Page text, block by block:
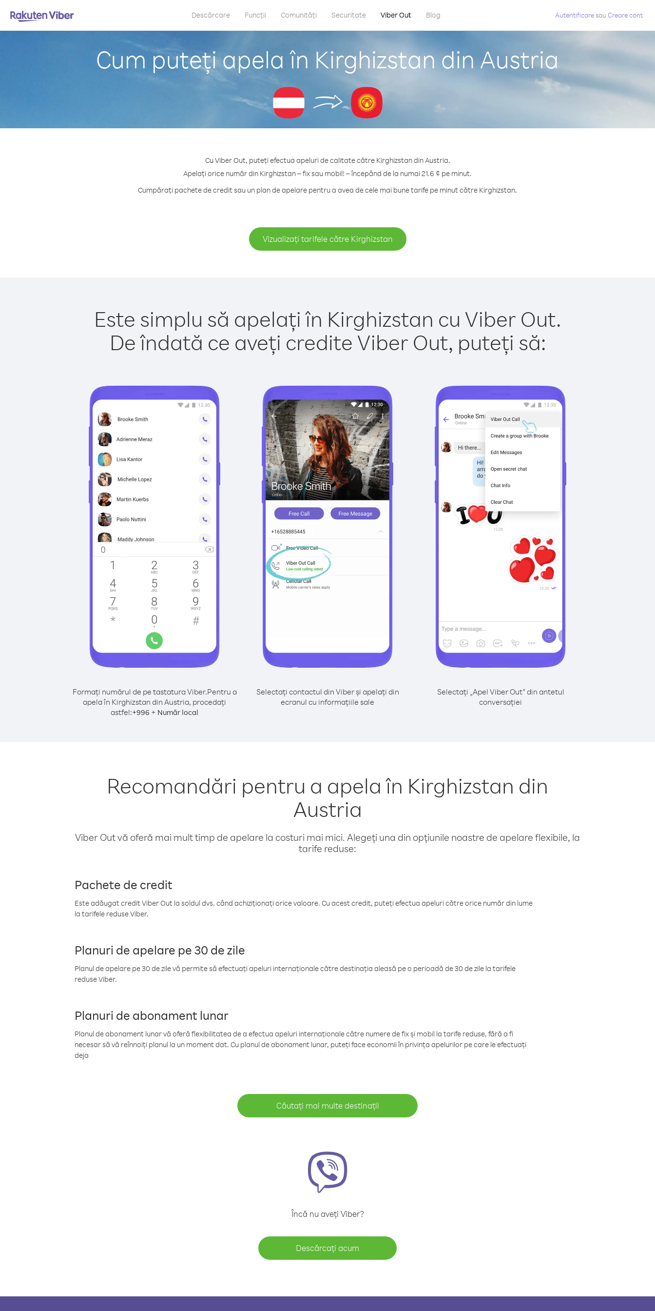
Descărcare Funcții Comunități Securitate Viber Out Blog Autentificaresau Creare cont
Cum puteți apela în Kirghizstan din Austria
Cu Viber Out, puteți efectua apeluri de calitate către Kirghizstan din Austria.
Apelați orice număr din Kirghizstan – fix sau mobil! – începând de la numai 21.6 ¢ pe minut.
Cumpărați pachete de credit sau un plan de apelare pentru a avea de cele mai bune tarife pe minut către Kirghizstan.
Vizualizați tarifele către Kirghizstan
Este simplu să apelați în Kirghizstan cu Viber Out.
De îndată ce aveți credite Viber Out, puteți să:
Formați numărul de pe tastatura Viber.Pentru a
apela în Kirghizstan din Austria, procedați
astfel:+996 + Număr local
Selectați contactul din Viber și apelați din
ecranul cu informațiile sale
Selectați „Apel Viber Out” din antetul
conversației
Recomandări pentru a apela în Kirghizstan din
Austria
Viber Out vă oferă mai mult timp de apelare la costuri mai mici. Alegeți una din opțiunile noastre de apelare flexibile, la
tarife reduse:
Pachete de credit
Este adăugat credit Viber Out la soldul dvs. când achiziționați orice valoare. Cu acest credit, puteți efectua apeluri către orice număr din lume
la tarifele reduse Viber.
Planuri de apelare pe 30 de zile
Planul de apelare pe 30 de zile vă permite să efectuați apeluri internaționale către destinația aleasă pe o perioadă de 30 de zile la tarifele
reduse Viber.
Planuri de abonament lunar
Planul de abonament lunar vă oferă flexibilitatea de a efectua apeluri internaționale către numere de fix și mobil la tarife reduse, fără a fi
necesar să vă reînnoiți planul la un moment dat. Cu planul de abonament lunar, puteți face economii în privința apelurilor pe care le efectuați
deja
Căutați mai multe destinații
Încă nu aveți Viber?
Descărcați acum